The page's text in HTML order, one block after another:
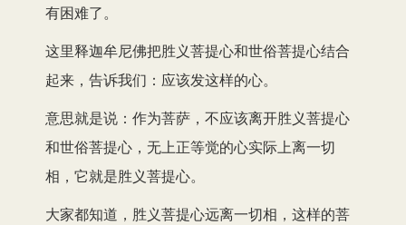
有困难了。
这里释迦牟尼佛把胜义菩提心和世俗菩提心结合
起来，告诉我们：应该发这样的心。
意思就是说：作为菩萨，不应该离开胜义菩提心
和世俗菩提心，无上正等觉的心实际上离一切
相，它就是胜义菩提心。
大家都知道，胜义菩提心远离一切相，这样的菩